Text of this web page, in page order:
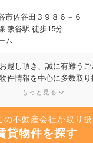
入れており、専門スタッ
の法人様、お部屋探しの
いては、弊社までお気軽
市佐谷田３９８６－６
熊谷駅 徒歩15分
ム
越し頂き、誠に有難う
件情報を中心に多数取り
ていない物件も複数ご用
お問い合わせ下さい！本
に、親切・丁寧・真心対
信を持ってお客様の物件
もっと見る
の不動産会社が取り扱
貸物件を探す